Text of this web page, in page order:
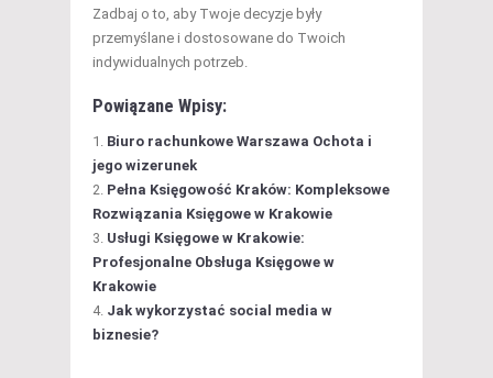
Zadbaj o to, aby Twoje decyzje były
przemyślane i dostosowane do Twoich
indywidualnych potrzeb.
Powiązane Wpisy:
Biuro rachunkowe Warszawa Ochota i
jego wizerunek
Pełna Księgowość Kraków: Kompleksowe
Rozwiązania Księgowe w Krakowie
Usługi Księgowe w Krakowie:
Profesjonalne Obsługa Księgowe w
Krakowie
Jak wykorzystać social media w
biznesie?